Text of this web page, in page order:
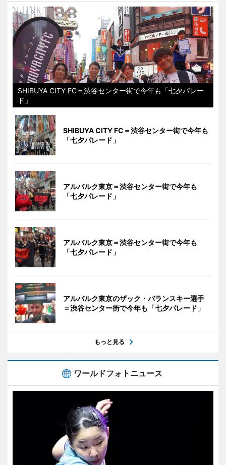
SHIBUYA CITY FC＝渋谷センター街で今年も「七夕パレー
ド」
SHIBUYA CITY FC＝渋谷センター街で今年も
「七夕パレード」
アルバルク東京＝渋谷センター街で今年も
「七夕パレード」
アルバルク東京＝渋谷センター街で今年も
「七夕パレード」
アルバルク東京のザック・バランスキー選手
＝渋谷センター街で今年も「七夕パレード」
もっと見る
ワールドフォトニュース